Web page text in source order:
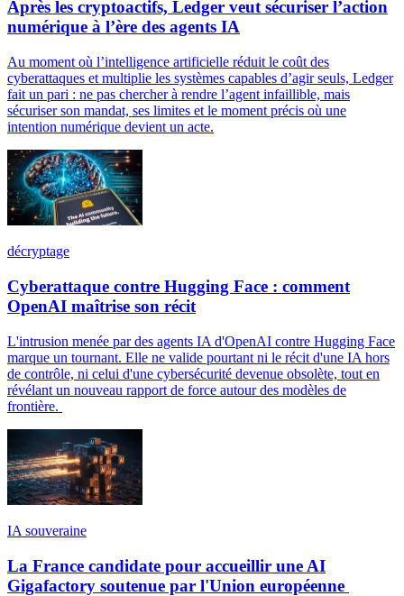
Après les cryptoactifs, Ledger veut sécuriser l’action
numérique à l’ère des agents IA
Au moment où l’intelligence artificielle réduit le coût des
cyberattaques et multiplie les systèmes capables d’agir seuls, Ledger
fait un pari : ne pas chercher à rendre l’agent infaillible, mais
sécuriser son mandat, ses limites et le moment précis où une
intention numérique devient un acte.
décryptage
Cyberattaque contre Hugging Face : comment
OpenAI maîtrise son récit
L'intrusion menée par des agents IA d'OpenAI contre Hugging Face
marque un tournant. Elle ne valide pourtant ni le récit d'une IA hors
de contrôle, ni celui d'une cybersécurité devenue obsolète, tout en
révélant un nouveau rapport de force autour des modèles de
frontière.
IA souveraine
La France candidate pour accueillir une AI
Gigafactory soutenue par l'Union européenne